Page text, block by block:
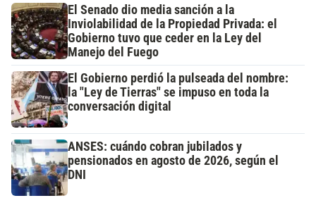
El Senado dio media sanción a la
Inviolabilidad de la Propiedad Privada: el
Gobierno tuvo que ceder en la Ley del
Manejo del Fuego
El Gobierno perdió la pulseada del nombre:
la "Ley de Tierras" se impuso en toda la
conversación digital
ANSES: cuándo cobran jubilados y
pensionados en agosto de 2026, según el
DNI